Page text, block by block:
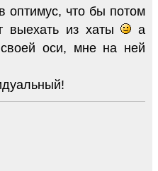
оптимус, что бы потом
выехать из хаты
а
своей оси, мне на ней